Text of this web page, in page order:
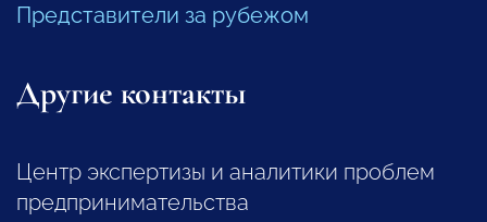
Представители за рубежом
Другие контакты
Центр экспертизы и аналитики проблем
предпринимательства